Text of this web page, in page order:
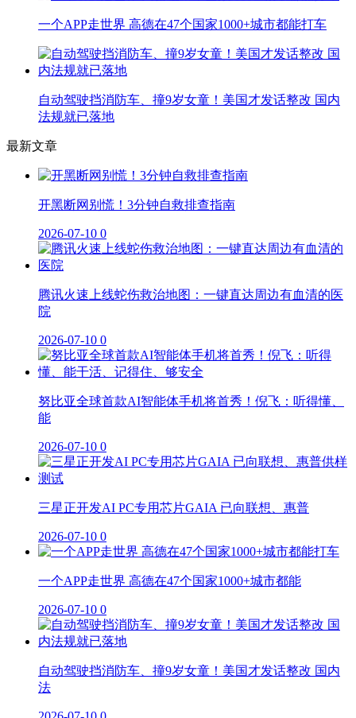
一个APP走世界 高德在47个国家1000+城市都能打车
自动驾驶挡消防车、撞9岁女童！美国才发话整改 国内
法规就已落地
最新文章
开黑断网别慌！3分钟自救排查指南
2026-07-10 0
腾讯火速上线蛇伤救治地图：一键直达周边有血清的医
院
2026-07-10 0
努比亚全球首款AI智能体手机将首秀！倪飞：听得懂、
能
2026-07-10 0
三星正开发AI PC专用芯片GAIA 已向联想、惠普
2026-07-10 0
一个APP走世界 高德在47个国家1000+城市都能
2026-07-10 0
自动驾驶挡消防车、撞9岁女童！美国才发话整改 国内
法